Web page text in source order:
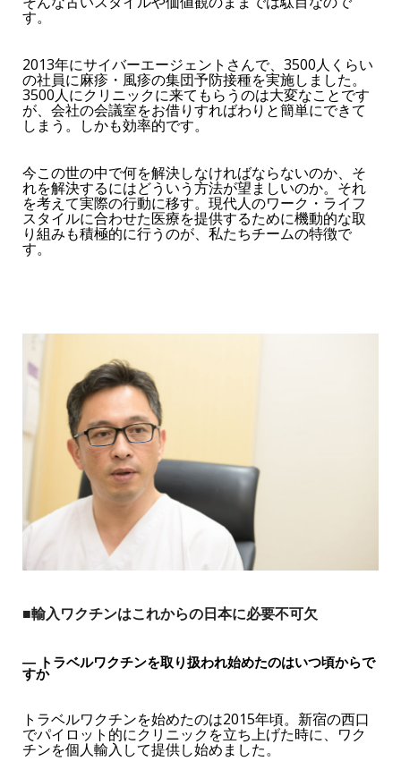
す。
2013年にサイバーエージェントさんで、3500人くらい
の社員に麻疹・風疹の集団予防接種を実施しました。
3500人にクリニックに来てもらうのは大変なことです
が、会社の会議室をお借りすればわりと簡単にできて
しまう。しかも効率的です。
今この世の中で何を解決しなければならないのか、そ
れを解決するにはどういう方法が望ましいのか。それ
を考えて実際の行動に移す。現代人のワーク・ライフ
スタイルに合わせた医療を提供するために機動的な取
り組みも積極的に行うのが、私たちチームの特徴で
す。
■輸入ワクチンはこれからの日本に必要不可欠
― トラベルワクチンを取り扱われ始めたのはいつ頃からで
すか
トラベルワクチンを始めたのは2015年頃。新宿の西口
でパイロット的にクリニックを立ち上げた時に、ワク
チンを個人輸入して提供し始めました。